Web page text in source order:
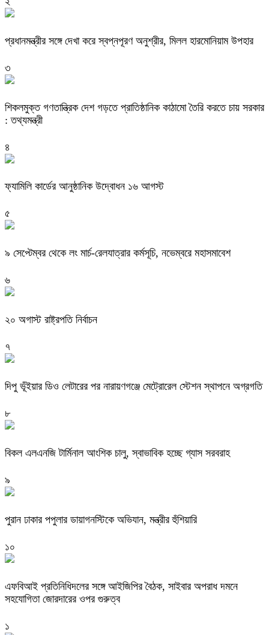
প্রধানমন্ত্রীর সঙ্গে দেখা করে স্বপ্নপূরণ অনুশ্রীর, মিলল হারমোনিয়াম উপহার
৩
শিকলমুক্ত গণতান্ত্রিক দেশ গড়তে প্রাতিষ্ঠানিক কাঠামো তৈরি করতে চায় সরকার
: তথ্যমন্ত্রী
৪
ফ্যামিলি কার্ডের আনুষ্ঠানিক উদ্বোধন ১৬ আগস্ট
৫
৯ সেপ্টেম্বর থেকে লং মার্চ-রেলযাত্রার কর্মসূচি, নভেম্বরে মহাসমাবেশ
৬
২০ অগাস্ট রাষ্ট্রপতি নির্বাচন
৭
দিপু ভূঁইয়ার ডিও লেটারের পর নারায়ণগঞ্জে মেট্রোরেল স্টেশন স্থাপনে অগ্রগতি
৮
বিকল এলএনজি টার্মিনাল আংশিক চালু, স্বাভাবিক হচ্ছে গ্যাস সরবরাহ
৯
পুরান ঢাকার পপুলার ডায়াগনস্টিকে অভিযান, মন্ত্রীর হুঁশিয়ারি
১০
এফবিআই প্রতিনিধিদলের সঙ্গে আইজিপির বৈঠক, সাইবার অপরাধ দমনে
সহযোগিতা জোরদারের ওপর গুরুত্ব
১